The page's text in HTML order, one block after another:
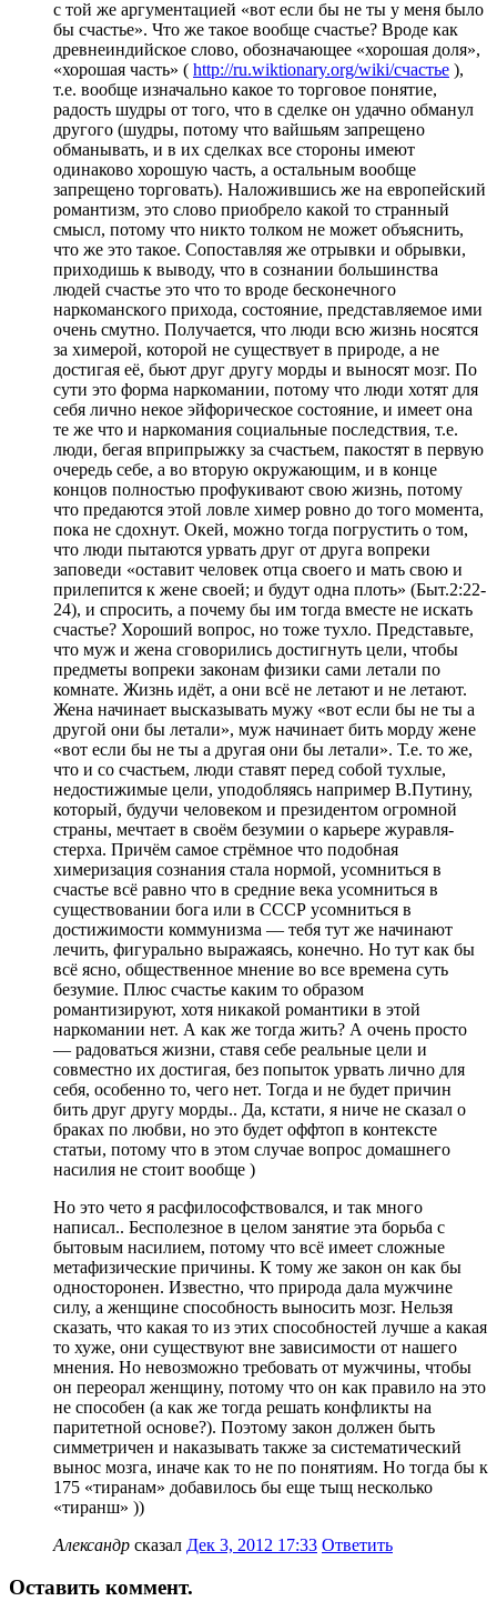
с той же аргументацией «вот если бы не ты у меня было
бы счастье». Что же такое вообще счастье? Вроде как
древнеиндийское слово, обозначающее «хорошая доля»,
«хорошая часть» ( http://ru.wiktionary.org/wiki/счастье ),
т.е. вообще изначально какое то торговое понятие,
радость шудры от того, что в сделке он удачно обманул
другого (шудры, потому что вайшьям запрещено
обманывать, и в их сделках все стороны имеют
одинаково хорошую часть, а остальным вообще
запрещено торговать). Наложившись же на европейский
романтизм, это слово приобрело какой то странный
смысл, потому что никто толком не может объяснить,
что же это такое. Сопоставляя же отрывки и обрывки,
приходишь к выводу, что в сознании большинства
людей счастье это что то вроде бесконечного
наркоманского прихода, состояние, представляемое ими
очень смутно. Получается, что люди всю жизнь носятся
за химерой, которой не существует в природе, а не
достигая её, бьют друг другу морды и выносят мозг. По
сути это форма наркомании, потому что люди хотят для
себя лично некое эйфорическое состояние, и имеет она
те же что и наркомания социальные последствия, т.е.
люди, бегая вприпрыжку за счастьем, пакостят в первую
очередь себе, а во вторую окружающим, и в конце
концов полностью профукивают свою жизнь, потому
что предаются этой ловле химер ровно до того момента,
пока не сдохнут. Окей, можно тогда погрустить о том,
что люди пытаются урвать друг от друга вопреки
заповеди «оставит человек отца своего и мать свою и
прилепится к жене своей; и будут одна плоть» (Быт.2:22-
24), и спросить, а почему бы им тогда вместе не искать
счастье? Хороший вопрос, но тоже тухло. Представьте,
что муж и жена сговорились достигнуть цели, чтобы
предметы вопреки законам физики сами летали по
комнате. Жизнь идёт, а они всё не летают и не летают.
Жена начинает высказывать мужу «вот если бы не ты а
другой они бы летали», муж начинает бить морду жене
«вот если бы не ты а другая они бы летали». Т.е. то же,
что и со счастьем, люди ставят перед собой тухлые,
недостижимые цели, уподобляясь например В.Путину,
который, будучи человеком и президентом огромной
страны, мечтает в своём безумии о карьере журавля-
стерха. Причём самое стрёмное что подобная
химеризация сознания стала нормой, усомниться в
счастье всё равно что в средние века усомниться в
существовании бога или в СССР усомниться в
достижимости коммунизма — тебя тут же начинают
лечить, фигурально выражаясь, конечно. Но тут как бы
всё ясно, общественное мнение во все времена суть
безумие. Плюс счастье каким то образом
романтизируют, хотя никакой романтики в этой
наркомании нет. А как же тогда жить? А очень просто
— радоваться жизни, ставя себе реальные цели и
совместно их достигая, без попыток урвать лично для
себя, особенно то, чего нет. Тогда и не будет причин
бить друг другу морды.. Да, кстати, я ниче не сказал о
браках по любви, но это будет оффтоп в контексте
статьи, потому что в этом случае вопрос домашнего
насилия не стоит вообще )
Но это чето я расфилософствовался, и так много
написал.. Бесполезное в целом занятие эта борьба с
бытовым насилием, потому что всё имеет сложные
метафизические причины. К тому же закон он как бы
односторонен. Известно, что природа дала мужчине
силу, а женщине способность выносить мозг. Нельзя
сказать, что какая то из этих способностей лучше а какая
то хуже, они существуют вне зависимости от нашего
мнения. Но невозможно требовать от мужчины, чтобы
он переорал женщину, потому что он как правило на это
не способен (а как же тогда решать конфликты на
паритетной основе?). Поэтому закон должен быть
симметричен и наказывать также за систематический
вынос мозга, иначе как то не по понятиям. Но тогда бы к
175 «тиранам» добавилось бы еще тыщ несколько
«тиранш» ))
Александр сказал Дек 3, 2012 17:33 Ответить
Оставить коммент.